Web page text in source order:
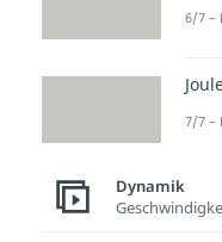
6/7 –
7/7 –
Dynamik